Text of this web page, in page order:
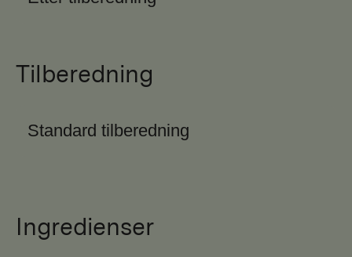
Tilberedning
Standard tilberedning
Ingredienser